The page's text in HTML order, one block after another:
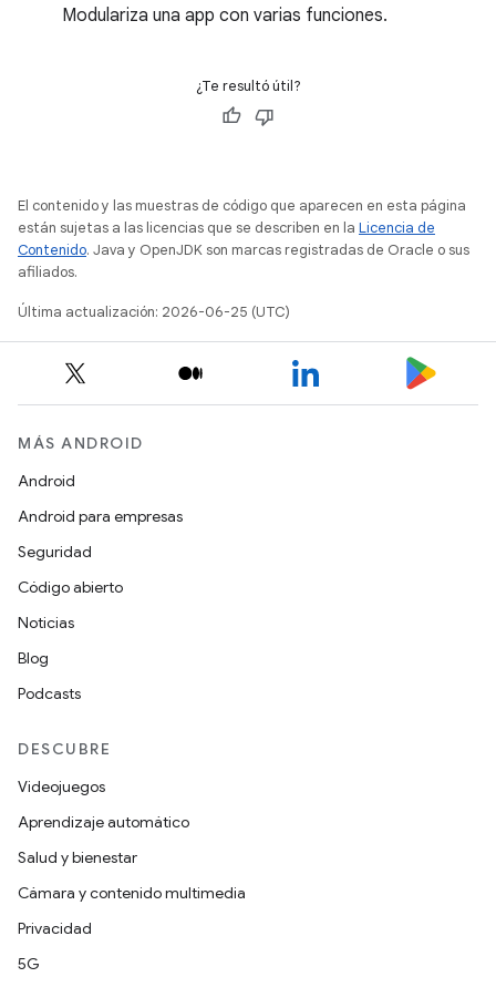
Modulariza una app con varias funciones.
¿Te resultó útil?
El contenido y las muestras de código que aparecen en esta página
están sujetas a las licencias que se describen en la Licencia de
Contenido. Java y OpenJDK son marcas registradas de Oracle o sus
afiliados.
Última actualización: 2026-06-25 (UTC)
MÁS ANDROID
Android
Android para empresas
Seguridad
Código abierto
Noticias
Blog
Podcasts
DESCUBRE
Videojuegos
Aprendizaje automático
Salud y bienestar
Cámara y contenido multimedia
Privacidad
5G